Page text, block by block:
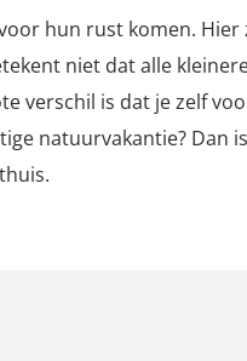
hun rust komen.
niet dat alle
verschil is dat je zelf
natuurvakantie? Dan